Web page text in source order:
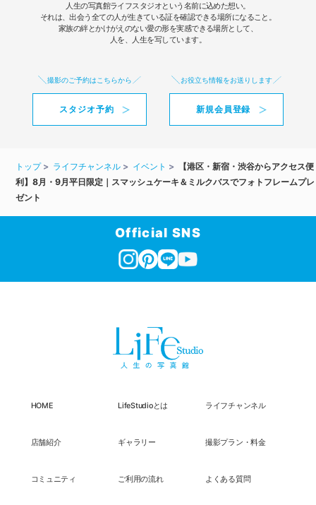
人生の写真館ライフスタジオという名前に込めた想い。
それは、出会う全ての人が生きている証を確認できる場所になること。
家族の絆とかけがえのない愛の形を実感できる場所として、
人を、人生を写しています。
撮影のご予約はこちらから
スタジオ予約
お役立ち情報をお送りします
新規会員登録
トップ ライフチャンネル イベント
【港区・新宿・渋谷からアクセス便
利】8月・9月平日限定｜スマッシュケーキ＆ミルクバスでフォトフレームプレ
ゼント
Official SNS
HOME LifeStudioとは ライフチャンネル
店舗紹介 ギャラリー 撮影プラン・料金
コミュニティ ご利用の流れ よくある質問